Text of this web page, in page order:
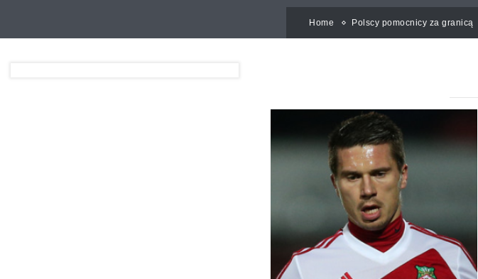
Home Polscy pomocnicy za granicą